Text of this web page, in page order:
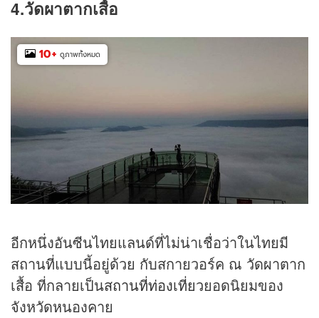
4.วัดผาตากเสื้อ
10+ ดูภาพทั้งหมด
อีกหนึ่งอันซีนไทยแลนด์ที่ไม่น่าเชื่อว่าในไทยมี
สถานที่แบบนี้อยู่ด้วย กับสกายวอร์ค ณ วัดผาตาก
เสื้อ ที่กลายเป็นสถานที่ท่องเที่ยวยอดนิยมของ
จังหวัดหนองคาย